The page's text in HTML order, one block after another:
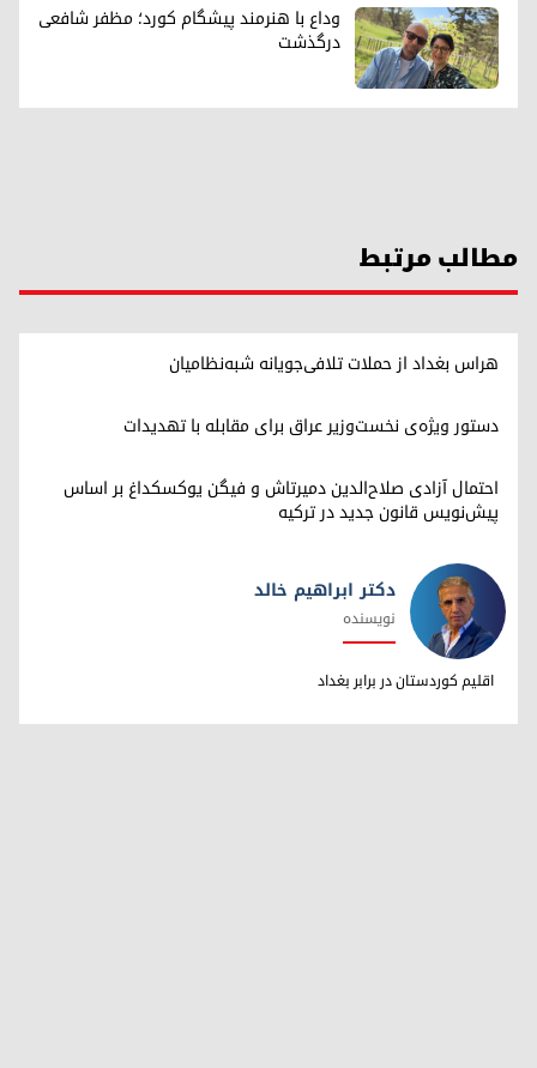
وداع با هنرمند پیشگام کورد؛ مظفر شافعی
درگذشت
مطالب مرتبط
هراس بغداد از حملات تلافی‌جویانه شبه‌نظامیان
دستور ویژه‌ی نخست‌وزیر عراق برای مقابله با تهدیدات
احتمال آزادی صلاح‌الدین دمیرتاش و فیگن یوکسکداغ بر اساس
پیش‌نویس قانون جدید در ترکیه
دکتر ابراهیم خالد
دکتر ابراهیم خالد
نویسنده
اقلیم کوردستان در برابر بغداد